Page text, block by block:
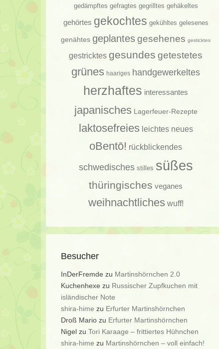
gedämpftes gefragtes gegrilltes gehäkeltes
gehörtes gekochtes gekühltes gelesenes
genähtes geplantesgesehenes gesticktes
gestricktes gesundes getestetes
grünes haariges handgewerkeltes
herzhaftes interessantes
japanisches Lagerfeuer-Rezepte
laktosefreies leichtes neues
oBentō! rückblickendes
schwedisches stilles süßes
thüringisches veganes
weihnachtliches wuff!
Besucher
InDerFremde zu Martinshörnchen 2.0
Kuchenhexe zu Russischer Zupfkuchen mit
isländischer Note
shira-hime zu Erfurter Martinshörnchen
Droß Mario zu Erfurter Martinshörnchen
Nigel zu Tori Karaage – frittiertes Hühnchen
shira-hime zu Martinshörnchen – voll einfach!